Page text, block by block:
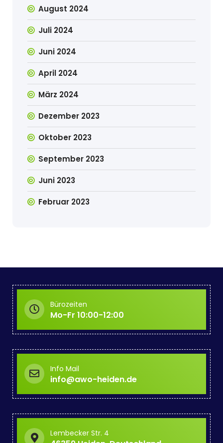
August 2024
Juli 2024
Juni 2024
April 2024
März 2024
Dezember 2023
Oktober 2023
September 2023
Juni 2023
Februar 2023
Bürozeiten
Mo-Fr 10:00-12:00
Info Mail
info@awo-heiden.de
Lembecker Str. 4